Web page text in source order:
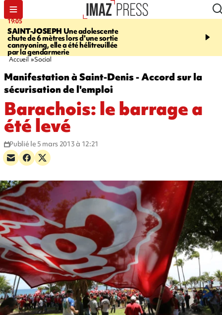
19:05
SAINT-JOSEPH Une adolescente
chute de 6 mètres lors d'une sortie
cannyoning, elle a été hélitreuillée
par la gendarmerie
20:44
rouée de coups,
Accueil Social
Manifestation à Saint-Denis - Accord sur la
sécurisation de l'emploi
Barachois: le barrage a
été levé
Publié le 5 mars 2013 à 12:21